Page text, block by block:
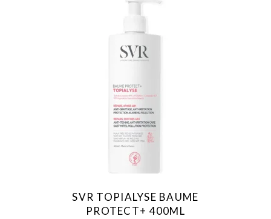
SVR TOPIALYSE BAUME
PROTECT+ 400ML